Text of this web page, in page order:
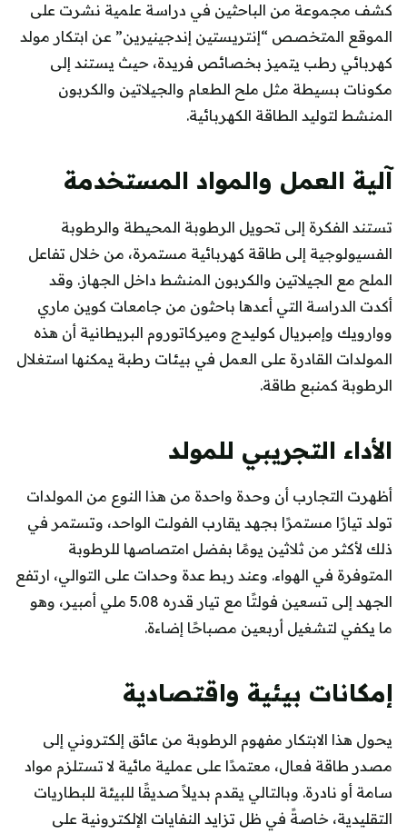
كشف مجموعة من الباحثين في دراسة علمية نشرت على
الموقع المتخصص “إنتريستين إندجينيرين” عن ابتكار مولد
كهربائي رطب يتميز بخصائص فريدة، حيث يستند إلى
مكونات بسيطة مثل ملح الطعام والجيلاتين والكربون
المنشط لتوليد الطاقة الكهربائية.
آلية العمل والمواد المستخدمة
تستند الفكرة إلى تحويل الرطوبة المحيطة والرطوبة
الفسيولوجية إلى طاقة كهربائية مستمرة، من خلال تفاعل
الملح مع الجيلاتين والكربون المنشط داخل الجهاز. وقد
أكدت الدراسة التي أعدها باحثون من جامعات كوين ماري
ووارويك وإمبريال كوليدج وميركاتوروم البريطانية أن هذه
المولدات القادرة على العمل في بيئات رطبة يمكنها استغلال
الرطوبة كمنبع طاقة.
الأداء التجريبي للمولد
أظهرت التجارب أن وحدة واحدة من هذا النوع من المولدات
تولد تيارًا مستمرًا بجهد يقارب الفولت الواحد، وتستمر في
ذلك لأكثر من ثلاثين يومًا بفضل امتصاصها للرطوبة
المتوفرة في الهواء. وعند ربط عدة وحدات على التوالي، ارتفع
الجهد إلى تسعين فولتًا مع تيار قدره 5.08 ملي أمبير، وهو
ما يكفي لتشغيل أربعين مصباحًا إضاءة.
إمكانات بيئية واقتصادية
يحول هذا الابتكار مفهوم الرطوبة من عائق إلكتروني إلى
مصدر طاقة فعال، معتمدًا على عملية مائية لا تستلزم مواد
سامة أو نادرة. وبالتالي يقدم بديلاً صديقًا للبيئة للبطاريات
التقليدية، خاصةً في ظل تزايد النفايات الإلكترونية على